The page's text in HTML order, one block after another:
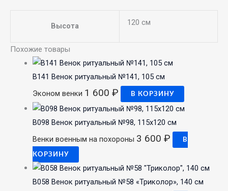
Высота 120 см
Похожие товары
В141 Венок ритуальный №141, 105 см
Эконом венки 1 600 ₽ В КОРЗИНУ
В098 Венок ритуальный №98, 115х120 см
Венки военным на похороны 3 600 ₽ В
КОРЗИНУ
В058 Венок ритуальный №58 «Триколор», 140 см